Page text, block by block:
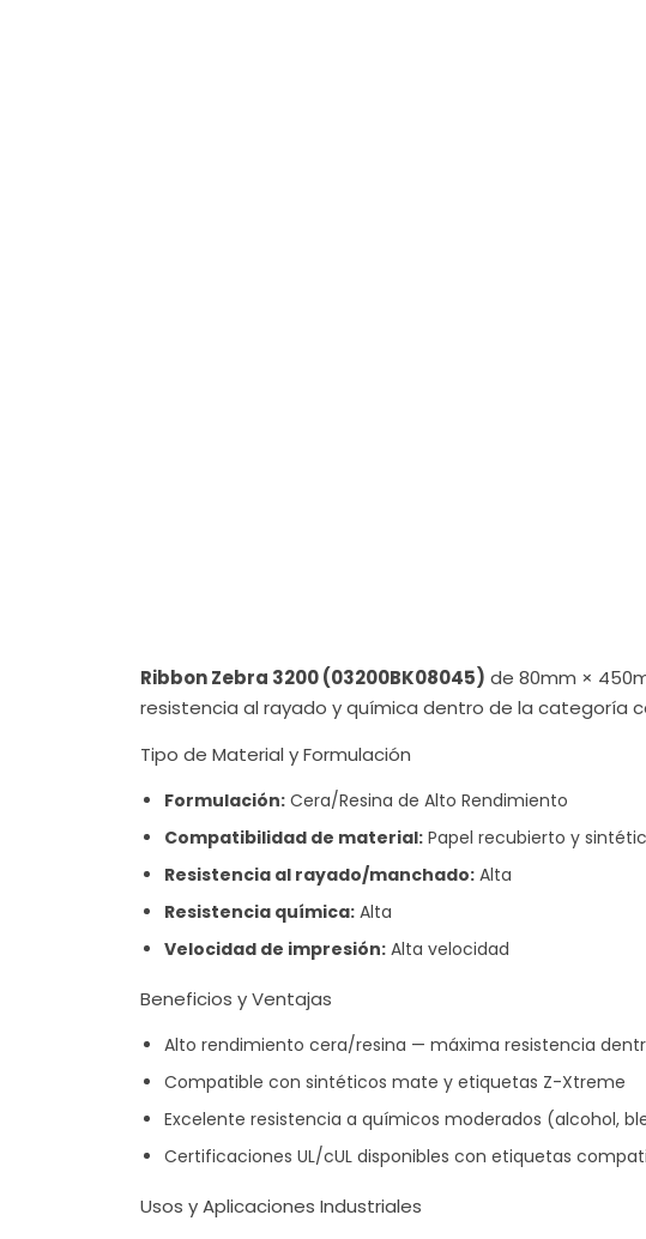
Ribbon Zebra 3200 (03200BK08045) de 80mm ×
resistencia al rayado y química dentro de la categoría
Tipo de Material y Formulación
Formulación: Cera/Resina de Alto Rendimiento
Compatibilidad de material: Papel recubierto y
Resistencia al rayado/manchado: Alta
Resistencia química: Alta
Velocidad de impresión: Alta velocidad
Beneficios y Ventajas
Alto rendimiento cera/resina — máxima resistencia
Compatible con sintéticos mate y etiquetas Z-Xtreme
Excelente resistencia a químicos moderados (alcohol,
Certificaciones UL/cUL disponibles con etiquetas
Usos y Aplicaciones Industriales